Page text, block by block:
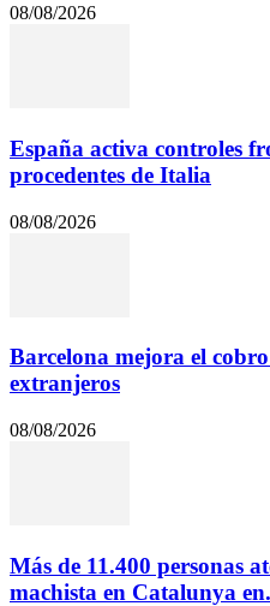
08/08/2026
España activa controles
procedentes de Italia
08/08/2026
Barcelona mejora el
extranjeros
08/08/2026
Más de 11.400 personas
machista en Catalunya